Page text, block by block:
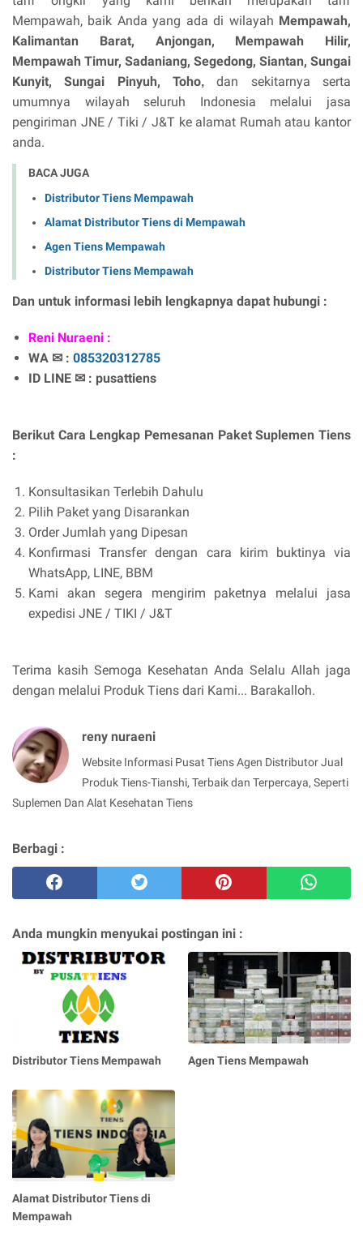
Mempawah, baik Anda yang ada di wilayah Mempawah,
Kalimantan Barat, Anjongan, Mempawah Hilir,
Mempawah Timur, Sadaniang, Segedong, Siantan, Sungai
Kunyit, Sungai Pinyuh, Toho, dan sekitarnya serta
umumnya wilayah seluruh Indonesia melalui jasa
pengiriman JNE / Tiki / J&T ke alamat Rumah atau kantor
anda.
BACA JUGA
Distributor Tiens Mempawah
Alamat Distributor Tiens di Mempawah
Agen Tiens Mempawah
Distributor Tiens Mempawah
Dan untuk informasi lebih lengkapnya dapat hubungi :
Reni Nuraeni :
WA ✉ : 085320312785
ID LINE ✉ : pusattiens
Berikut Cara Lengkap Pemesanan Paket Suplemen Tiens
:
Konsultasikan Terlebih Dahulu
Pilih Paket yang Disarankan
Order Jumlah yang Dipesan
Konfirmasi Transfer dengan cara kirim buktinya via
WhatsApp, LINE, BBM
Kami akan segera mengirim paketnya melalui jasa
expedisi JNE / TIKI / J&T
Terima kasih Semoga Kesehatan Anda Selalu Allah jaga
dengan melalui Produk Tiens dari Kami... Barakalloh.
reny nuraeni
Website Informasi Pusat Tiens Agen Distributor Jual
Produk Tiens-Tianshi, Terbaik dan Terpercaya, Seperti
Suplemen Dan Alat Kesehatan Tiens
Berbagi :
Anda mungkin menyukai postingan ini :
Distributor Tiens Mempawah Agen Tiens Mempawah
Alamat Distributor Tiens di
Mempawah